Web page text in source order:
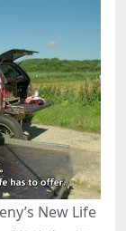
New Life